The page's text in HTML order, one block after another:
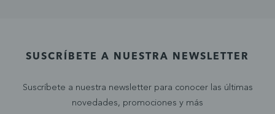
SUSCRÍBETE A NUESTRA NEWSLETTER
Suscríbete a nuestra newsletter para conocer las últimas
novedades, promociones y más